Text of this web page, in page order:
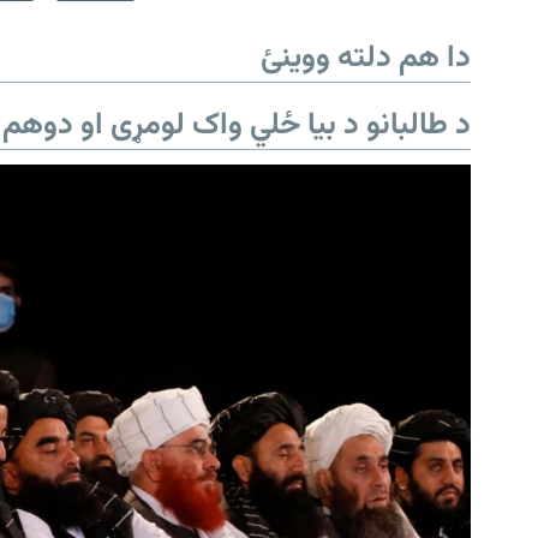
دا هم دلته ووینئ
د طالبانو د بیا ځلي واک لومړی او